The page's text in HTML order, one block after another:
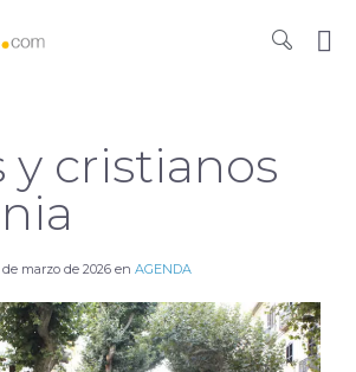
y cristianos
de marzo de 2026 en AGENDA